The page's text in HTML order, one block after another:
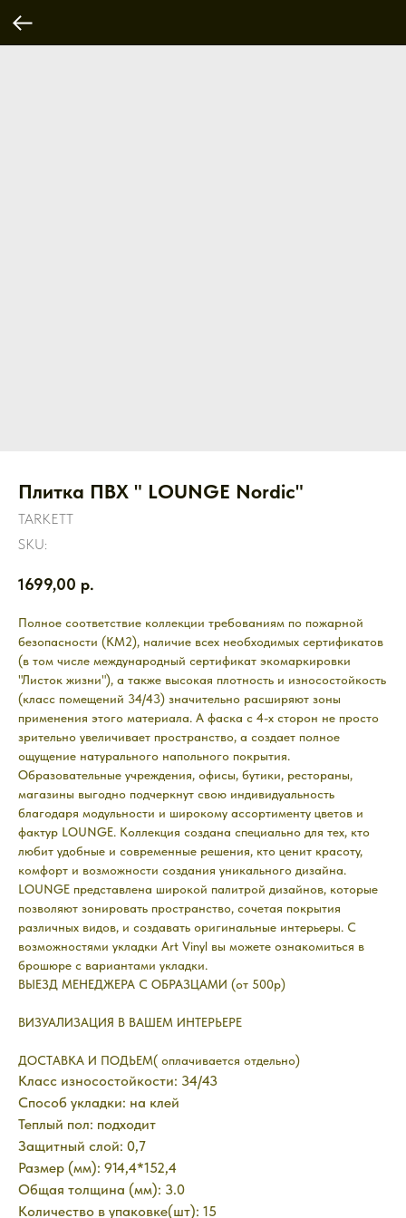
Плитка ПВХ " LOUNGE Nordic"
TARKETT
SKU:
1699,00 р.
Полное соответствие коллекции требованиям по пожарной
безопасности (КМ2), наличие всех необходимых сертификатов
(в том числе международный сертификат экомаркировки
"Листок жизни"), а также высокая плотность и износостойкость
(класс помещений 34/43) значительно расширяют зоны
применения этого материала. А фаска с 4-х сторон не просто
зрительно увеличивает пространство, а создает полное
ощущение натурального напольного покрытия.
Образовательные учреждения, офисы, бутики, рестораны,
магазины выгодно подчеркнут свою индивидуальность
благодаря модульности и широкому ассортименту цветов и
фактур LOUNGE. Коллекция создана специально для тех, кто
любит удобные и современные решения, кто ценит красоту,
комфорт и возможности создания уникального дизайна.
LOUNGE представлена широкой палитрой дизайнов, которые
позволяют зонировать пространство, сочетая покрытия
различных видов, и создавать оригинальные интерьеры. С
возможностями укладки Art Vinyl вы можете ознакомиться в
брошюре с вариантами укладки.
ВЫЕЗД МЕНЕДЖЕРА С ОБРАЗЦАМИ (от 500р)
ВИЗУАЛИЗАЦИЯ В ВАШЕМ ИНТЕРЬЕРЕ
ДОСТАВКА И ПОДЬЕМ( оплачивается отдельно)
Класс износостойкости: 34/43
Способ укладки: на клей
Теплый пол: подходит
Защитный слой: 0,7
Размер (мм): 914,4*152,4
Общая толщина (мм): 3.0
Количество в упаковке(шт): 15